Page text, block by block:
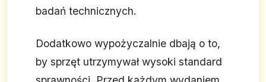
badań technicznych.
Dodatkowo wypożyczalnie dbają o to,
by sprzęt utrzymywał wysoki standard